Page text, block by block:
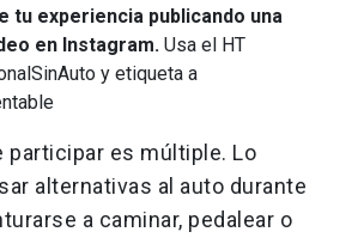
tu experiencia publicando una
en Instagram. Usa el HT
y etiqueta a
participar es múltiple. Lo
alternativas al auto durante
a caminar, pedalear o